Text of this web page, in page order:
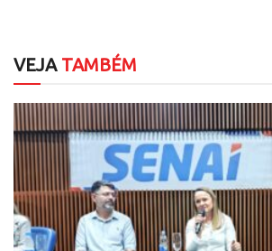
VEJATAMBÉM